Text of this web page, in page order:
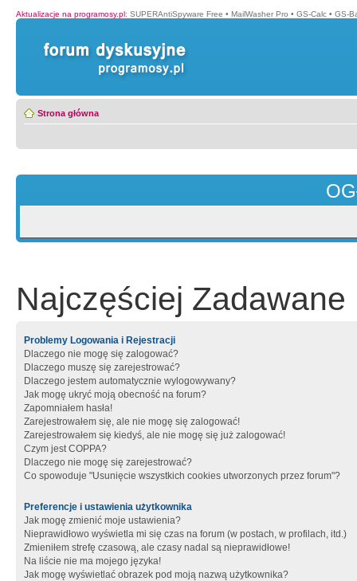
Aktualizacje na programosy.pl: SUPERAntiSpyware Free • MailWasher Pro • GS-Calc • GS-
Strona główna
Najczęściej Zadawane
Problemy Logowania i Rejestracji
Dlaczego nie mogę się zalogować?
Dlaczego muszę się zarejestrować?
Dlaczego jestem automatycznie wylogowywany?
Jak mogę ukryć moją obecność na forum?
Zapomniałem hasła!
Zarejestrowałem się, ale nie mogę się zalogować!
Zarejestrowałem się kiedyś, ale nie mogę się już zalogować!
Czym jest COPPA?
Dlaczego nie mogę się zarejestrować?
Co spowoduje "Usunięcie wszystkich cookies utworzonych przez forum"?
Preferencje i ustawienia użytkownika
Jak mogę zmienić moje ustawienia?
Nieprawidłowo wyświetla mi się czas na forum (w postach, w profilach, itd.)
Zmieniłem strefę czasową, ale czasy nadal są nieprawidłowe!
Na liście nie ma mojego języka!
Jak mogę wyświetlać obrazek pod moją nazwą użytkownika?